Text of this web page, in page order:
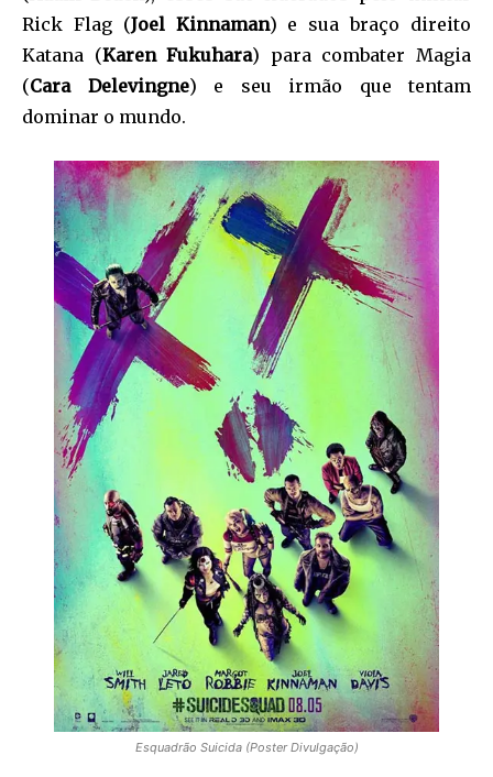
Rick Flag (Joel Kinnaman) e sua braço direito
Katana (Karen Fukuhara) para combater Magia
(Cara Delevingne) e seu irmão que tentam
dominar o mundo.
Esquadrão Suicida (Poster Divulgação)